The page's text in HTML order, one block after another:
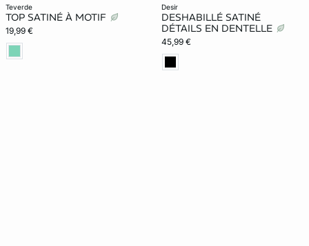
teverde
TOP SATINÉ À MOTIF
19,99 €
desir
DESHABILLÉ SATINÉ
DÉTAILS EN DENTELLE
45,99 €